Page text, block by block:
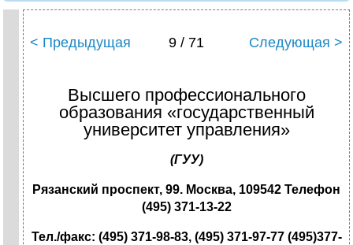
< Предыдущая 9 / 71 Следующая >
Высшего профессионального
образования «государственный
университет управления»
(ГУУ)
Рязанский проспект, 99. Москва, 109542 Телефон
(495) 371-13-22
Тел./факс: (495) 371-98-83, (495) 371-97-77 (495)377-